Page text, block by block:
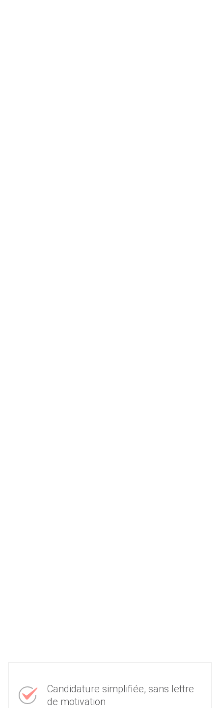
Candidature simplifiée, sans lettre
de motivation